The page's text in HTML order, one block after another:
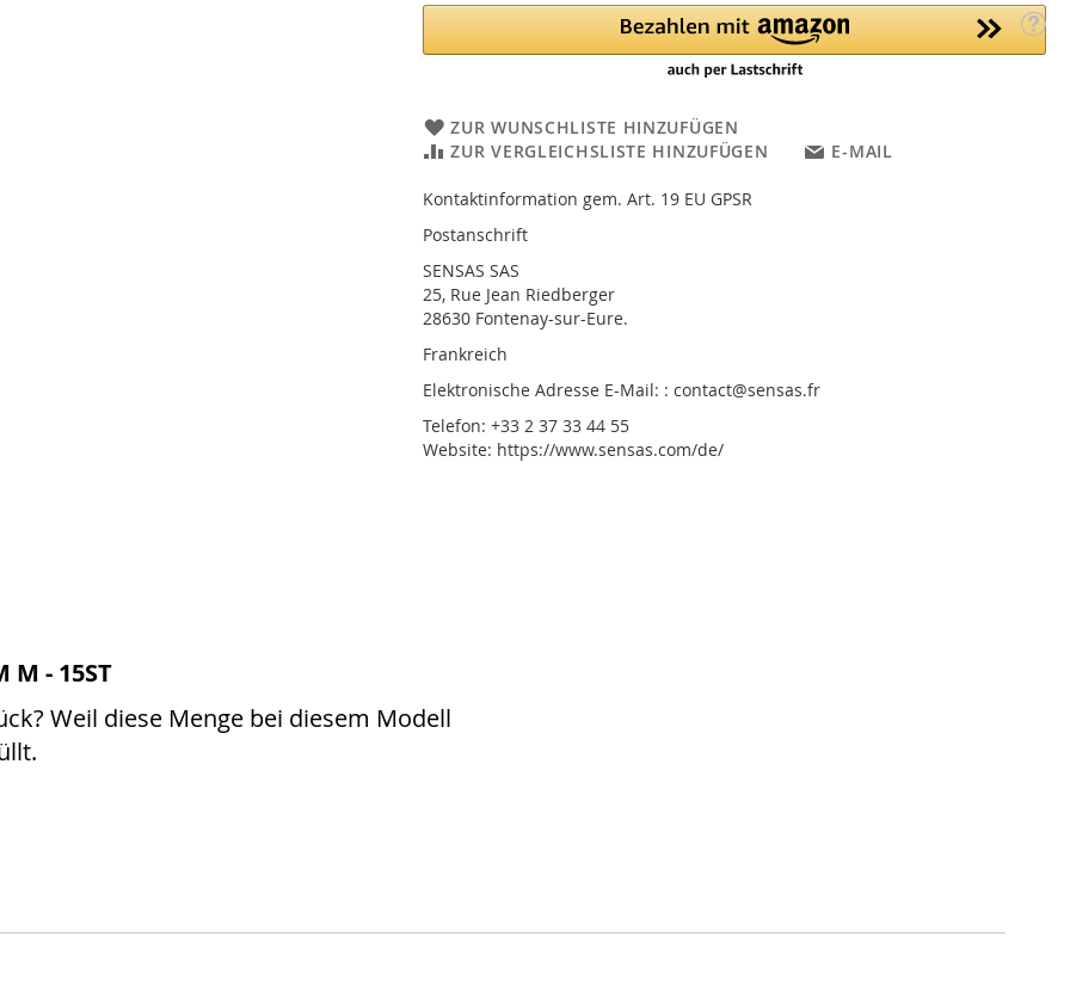
ZUR WUNSCHLISTE HINZUFÜGEN
ZUR VERGLEICHSLISTE HINZUFÜGEN
E-MAIL
Kontaktinformation gem. Art. 19 EU GPSR
Postanschrift
SENSAS SAS
25, Rue Jean Riedberger
28630 Fontenay-sur-Eure.
Frankreich
Elektronische Adresse E-Mail: : contact@sensas.fr
Telefon: +33 2 37 33 44 55
Website: https://www.sensas.com/de/
M - 15ST
Weil diese Menge bei diesem Modell